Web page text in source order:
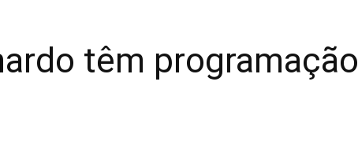
têm programação